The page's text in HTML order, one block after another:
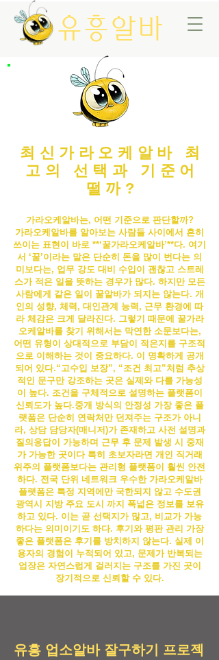
유흥알바
최신가라오케알바 최
고의 선택과 기준어
떨까?
가라오케알바는, 어떤 기준으로 판단할까?
가라오케알바를 알아보는 사람들 사이에서 흔히
쓰이는 표현이 바로 **‘꿀가라오케알바’**다. 여기
서 ‘꿀’이라는 말은 단순히 돈을 많이 번다는 의
미보다는, 업무 강도 대비 수입이 괜찮고 스트레
스가 적은 일을 뜻하는 경우가 많다. 하지만 모든
사람에게 같은 일이 꿀알바가 되지는 않는다. 개
인의 성향, 체력, 대인관계 능력, 근무 환경에 따
라 체감은 크게 달라진다. 그렇기 때문에 꿀가라
오케알바를 찾기 위해서는 막연한 소문보다는,
어떤 유형이 상대적으로 부담이 적은지를 구조적
으로 이해하는 것이 중요하다. 이 명확하게 공개
되어 있다.“고수입 보장”, “조건 최고”처럼 추상
적인 문구만 강조하는 곳은 실제와 다를 가능성
이 높다. 조건을 구체적으로 설명하는 플랫폼이
신뢰도가 높다.중개 방식의 안정성 가장 좋은 플
랫폼은 단순히 연락처만 던져주는 구조가 아니
라, 상담 담당자(매니저)가 존재하고 사전 설명과
질의응답이 가능하며 근무 후 문제 발생 시 중재
가 가능한 곳이다 특히 초보자라면 개인 직거래
위주의 플랫폼보다는 관리형 플랫폼이 훨씬 안전
하다. 전국 단위 네트워크 우수한 가라오케알바
플랫폼은 특정 지역에만 국한되지 않고 수도권
광역시 지방 주요 도시 까지 폭넓은 정보를 보유
하고 있다. 이는 곧 선택지가 많고, 비교가 가능
하다는 의미이기도 하다. 후기와 평판 관리 가장
좋은 플랫폼은 후기를 방치하지 않는다. 실제 이
용자의 경험이 누적되어 있고, 문제가 반복되는
업장은 자연스럽게 걸러지는 구조를 가진 곳이
장기적으로 신뢰할 수 있다.
유흥 업소알바 잘구하기 프로젝